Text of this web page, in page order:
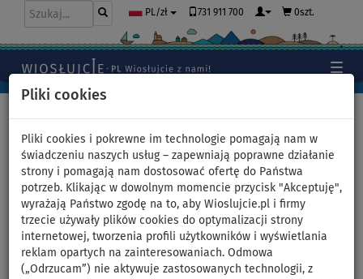
Pliki cookies
Pliki cookies i pokrewne im technologie pomagają nam w
świadczeniu naszych usług – zapewniają poprawne działanie
strony i pomagają nam dostosować ofertę do Państwa
potrzeb. Klikając w dowolnym momencie przycisk "Akceptuję",
wyrażają Państwo zgodę na to, aby Wioslujcie.pl i firmy
trzecie używały plików cookies do optymalizacji strony
internetowej, tworzenia profili użytkowników i wyświetlania
reklam opartych na zainteresowaniach. Odmowa
(„Odrzucam”) nie aktywuje zastosowanych technologii, z
PL/zł 731 911 700 0szt.
Oryginalne naboje zamienne
Restube CO2 10,9 g 6szt